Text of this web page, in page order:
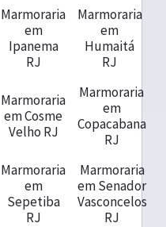
Marmoraria
em
Ipanema
RJ
Marmoraria
em
Humaitá
RJ
Marmoraria
em Cosme
Velho RJ
Marmoraria
em
Copacabana
RJ
Marmoraria
em
Sepetiba
RJ
Marmoraria
em Senador
Vasconcelos
RJ